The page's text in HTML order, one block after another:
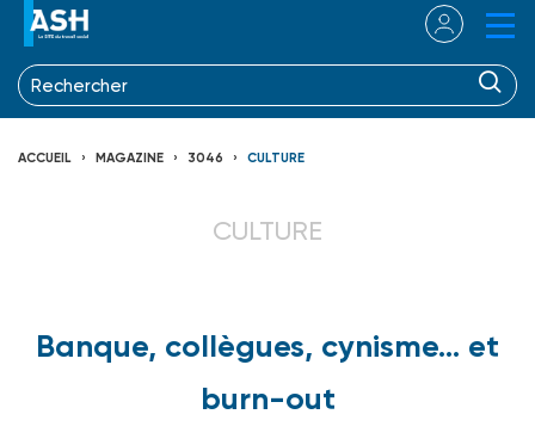
ACCUEIL MAGAZINE 3046 CULTURE
CULTURE
Banque, collègues, cynisme… et
burn-out